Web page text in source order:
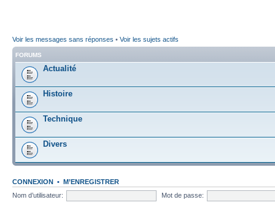
Voir les messages sans réponses • Voir les sujets actifs
FORUMS
Actualité
Histoire
Technique
Divers
CONNEXION • M’ENREGISTRER
Nom d’utilisateur:
Mot de passe: